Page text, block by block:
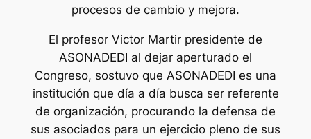
procesos de cambio y mejora.
El profesor Victor Martir presidente de
ASONADEDI al dejar aperturado el
Congreso, sostuvo que ASONADEDI es una
institución que día a día busca ser referente
de organización, procurando la defensa de
sus asociados para un ejercicio pleno de sus